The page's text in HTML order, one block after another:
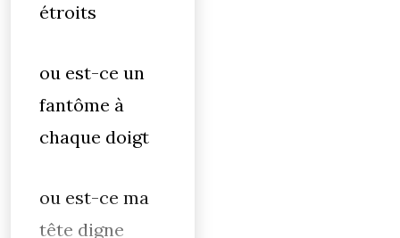
étroits
ou est-ce un
fantôme à
chaque doigt
ou est-ce ma
tête digne